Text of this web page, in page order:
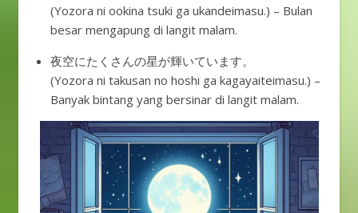
(Yozora ni ookina tsuki ga ukandeimasu.) – Bulan
besar mengapung di langit malam.
夜空にたくさんの星が輝いています。
(Yozora ni takusan no hoshi ga kagayaiteimasu.) –
Banyak bintang yang bersinar di langit malam.